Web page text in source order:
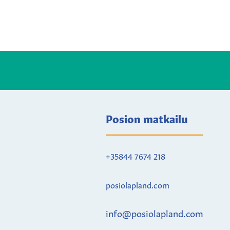
Posion matkailu
+35844 7674 218
posiolapland.com
info@posiolapland.com